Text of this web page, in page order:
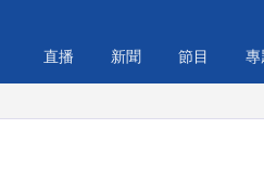
直播 新聞 節目 專
霍